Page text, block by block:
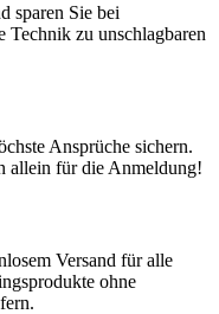
sparen Sie bei
Technik zu unschlagbaren
Ansprüche sichern.
allein für die Anmeldung!
Versand für alle
ohne